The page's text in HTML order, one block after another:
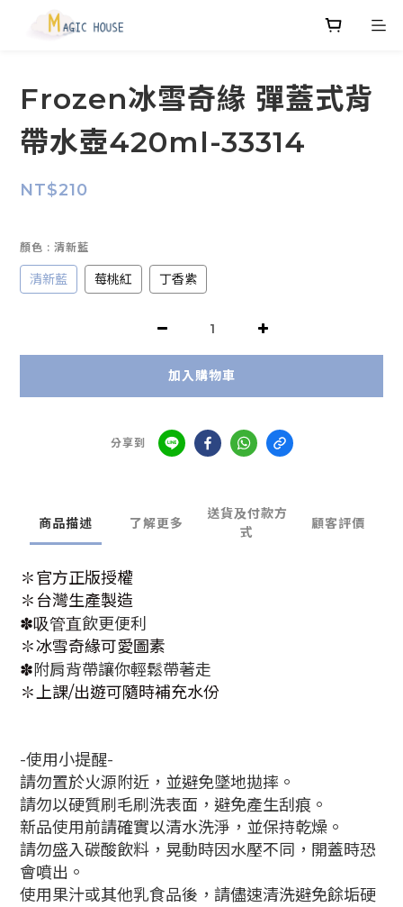
Frozen冰雪奇緣 彈蓋式背
帶水壺420ml-33314
NT$210
顏色 : 清新藍
清新藍 莓桃紅 丁香紫
加入購物車
分享到
商品描述 了解更多
送貨及付款方
式
顧客評價
✽官方正版授權
✽台灣生產製造
✽吸管直飲更便利
✽冰雪奇緣可愛圖素
✽附肩背帶讓你輕鬆帶著走
✽上課/出遊可隨時補充水份
-使用小提醒-
請勿置於火源附近，並避免墜地拋摔。
請勿以硬質刷毛刷洗表面，避免產生刮痕。
新品使用前請確實以清水洗淨， 並保持乾燥。
請勿盛入碳酸飲料，晃動時因水壓不同，開蓋時恐
會噴出。
使用果汁或其他乳食品後，請儘速清洗避免餘垢硬